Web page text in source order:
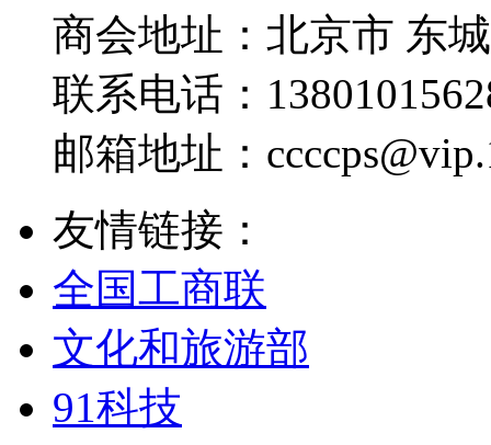
商会地址： 北京市 东
联系电话：
邮箱地址：
友情链接：
全国工商联
文化和旅游部
91科技